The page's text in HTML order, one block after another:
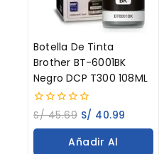
Botella De Tinta
Brother BT-6001BK
Negro DCP T300 108ML
0
out
of
S/45.69 S/ 40.99
Añadir Al